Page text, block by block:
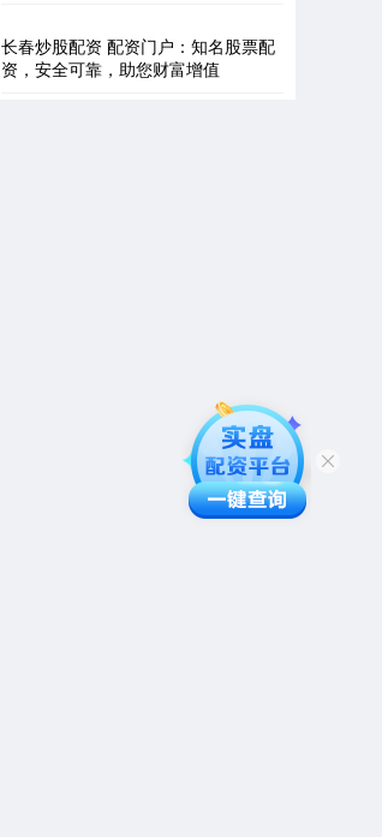
长春炒股配资 配资门户：知名股票配
资，安全可靠，助您财富增值